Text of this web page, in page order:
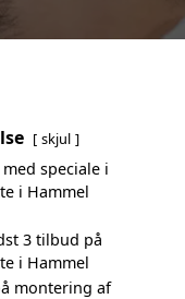
skjul
speciale i
i Hammel
3 tilbud på
i Hammel
montering af